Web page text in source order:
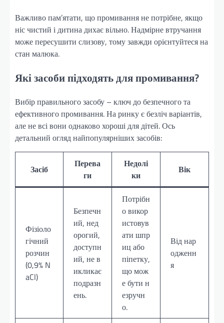
Важливо пам’ятати, що промивання не потрібне, якщо
ніс чистий і дитина дихає вільно. Надмірне втручання
може пересушити слизову, тому завжди орієнтуйтеся на
стан малюка.
Які засоби підходять для промивання?
Вибір правильного засобу – ключ до безпечного та
ефективного промивання. На ринку є безліч варіантів,
але не всі вони однаково хороші для дітей. Ось
детальний огляд найпопулярніших засобів:
Засіб
Перева
ги
Недолі
ки
Вік
Фізіоло
гічний
розчин
(0,9% N
aCl)
Безпечн
ий, нед
орогий,
доступн
ий, не в
икликає
подразн
ень.
Потрібн
о викор
истовув
ати шпр
иц або
піпетку,
що мож
е бути н
езручн
о.
Від нар
одженн
я